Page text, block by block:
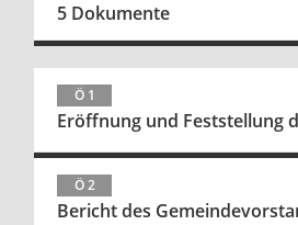
5 Dokumente
Ö 1
Eröffnung und Feststellung
Ö 2
Bericht des